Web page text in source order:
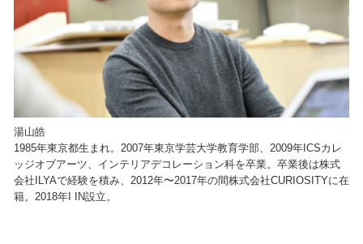
湯山皓
1985年東京都生まれ。2007年東京学芸大学教育学部、2009年ICSカレ
ッジオブアーツ、インテリアデコレーション科を卒業。卒業後は株式
会社ILYAで経験を積み、2012年〜2017年の間株式会社CURIOSITYに在
籍。2018年I IN設立。